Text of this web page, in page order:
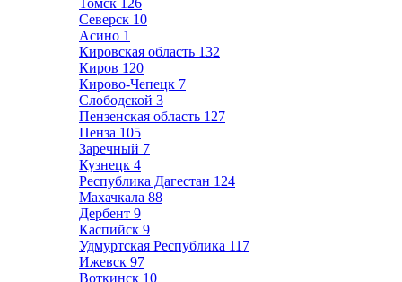
Томск 126
Северск 10
Асино 1
Кировская область 132
Киров 120
Кирово-Чепецк 7
Слободской 3
Пензенская область 127
Пенза 105
Заречный 7
Кузнецк 4
Республика Дагестан 124
Махачкала 88
Дербент 9
Каспийск 9
Удмуртская Республика 117
Ижевск 97
Воткинск 10